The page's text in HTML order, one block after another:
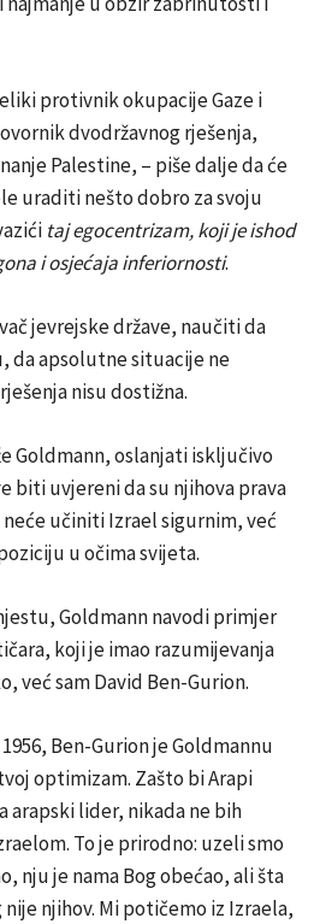
protivnik okupacije Gaze i
dvodržavnog rješenja,
Palestine, – piše dalje da će
uraditi nešto dobro za svoju
taj egocentrizam, koji je ishod
i osjećaja inferiornosti.
jevrejske države, naučiti da
da apsolutne situacije ne
nisu dostižna.
Goldmann, oslanjati isključivo
biti uvjereni da su njihova prava
neće učiniti Izrael sigurnim, već
u očima svijeta.
Goldmann navodi primjer
koji je imao razumijevanja
već sam David Ben-Gurion.
Ben-Gurion je Goldmannu
optimizam. Zašto bi Arapi
arapski lider, nikada ne bih
To je prirodno: uzeli smo
nju je nama Bog obećao, ali šta
nije njihov. Mi potičemo iz Izraela,